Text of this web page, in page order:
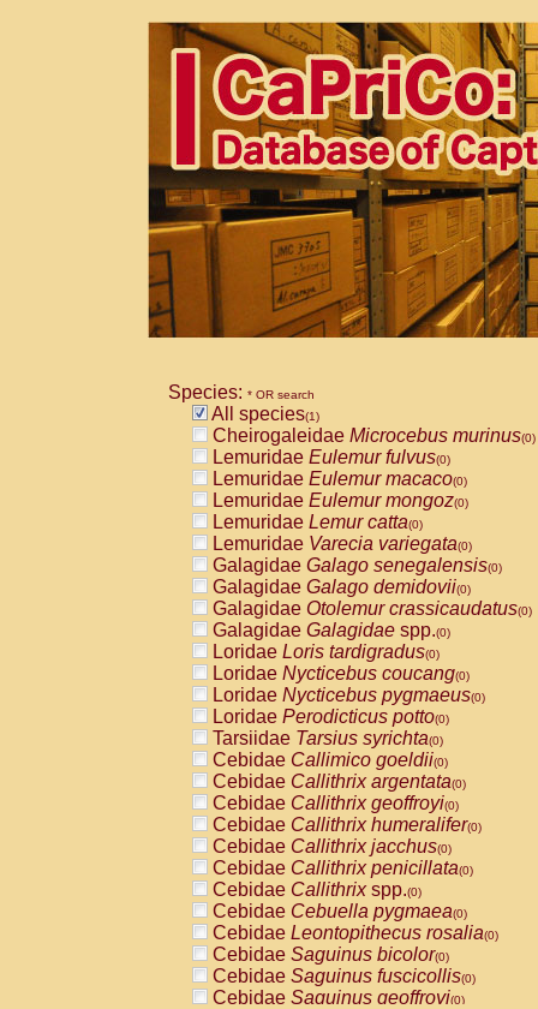
Species: * OR search
All species(1)
Cheirogaleidae Microcebus murinus(0)
Lemuridae Eulemur fulvus(0)
Lemuridae Eulemur macaco(0)
Lemuridae Eulemur mongoz(0)
Lemuridae Lemur catta(0)
Lemuridae Varecia variegata(0)
Galagidae Galago senegalensis(0)
Galagidae Galago demidovii(0)
Galagidae Otolemur crassicaudatus(0)
Galagidae Galagidae spp.(0)
Loridae Loris tardigradus(0)
Loridae Nycticebus coucang(0)
Loridae Nycticebus pygmaeus(0)
Loridae Perodicticus potto(0)
Tarsiidae Tarsius syrichta(0)
Cebidae Callimico goeldii(0)
Cebidae Callithrix argentata(0)
Cebidae Callithrix geoffroyi(0)
Cebidae Callithrix humeralifer(0)
Cebidae Callithrix jacchus(0)
Cebidae Callithrix penicillata(0)
Cebidae Callithrixspp.(0)
Cebidae Cebuella pygmaea(0)
Cebidae Leontopithecus rosalia(0)
Cebidae Saguinus bicolor(0)
Cebidae Saguinus fuscicollis(0)
Cebidae Saguinus geoffroyi(0)